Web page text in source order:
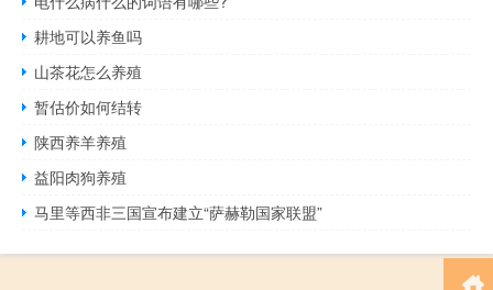
耕地可以养鱼吗
山茶花怎么养殖
暂估价如何结转
陕西养羊养殖
益阳肉狗养殖
马里等西非三国宣布建立“萨赫勒国家联盟”